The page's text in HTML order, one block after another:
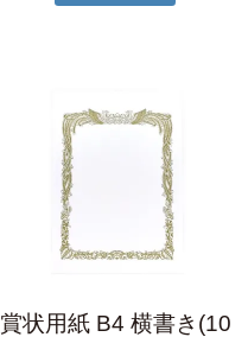
賞状用紙 B4 横書き(10